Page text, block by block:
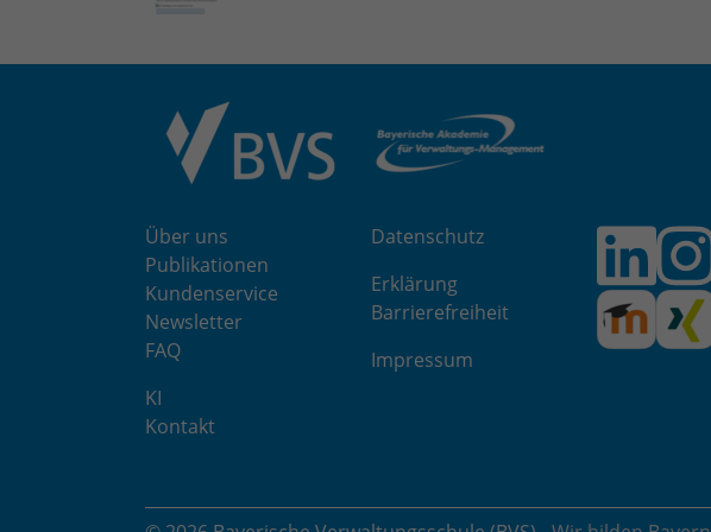
Über uns
Publikationen
Kundenservice
Newsletter
FAQ
KI
Kontakt
Datenschutz
Erklärung
Barrierefreiheit
Impressum